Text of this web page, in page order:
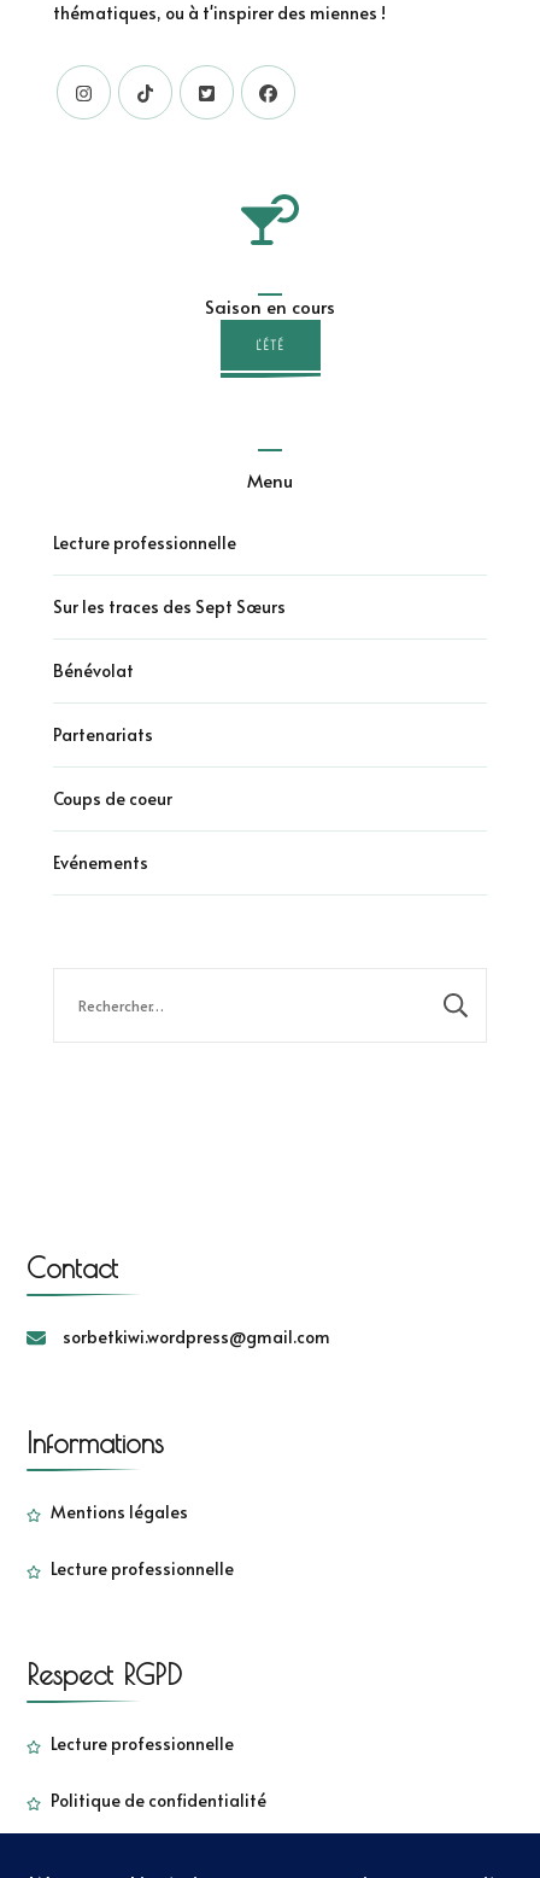
thématiques, ou à t'inspirer des miennes !
Saison en cours
L'ÉTÉ
Menu
Lecture professionnelle
Sur les traces des Sept Sœurs
Bénévolat
Partenariats
Coups de coeur
Evénements
Contact
sorbetkiwi.wordpress@gmail.com
Informations
Mentions légales
Lecture professionnelle
Respect RGPD
Lecture professionnelle
Politique de confidentialité